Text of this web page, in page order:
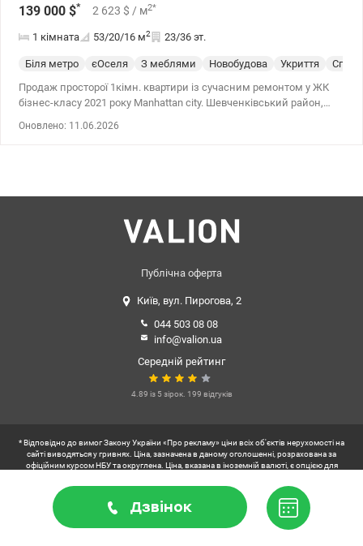
139 000 $* 2 623 $ / м2*
1 кімната 53/20/16 м2 23/36 эт.
Біля метро єОселя З меблями Новобудова Укриття
Продаж просторої 1кімн. квартири із сучасним ремонтом у ЖК
бізнес-класу 2021 року Manhattan city. Шевченківський район,
поверсі 36 поверхового будинку. Характеристики: - Планування:
кухня – 16 кв.м.; - Висота стель - 3 метри; - санвузол суміщений; -
city. – ЖК бізнес-класу, зі своєю інфраструктурою, парком,
спортивними та дитячими майданчиками на стилобатній
Ціна - 139000 у.о., 0509051192 Альона Valion,ua/1152102
Оновлено: 11.06.2026
Дзвінок
Публічна оферта
Київ, вул. Пирогова, 2
044 503 08 08
info@valion.ua
Середній рейтинг
4.89 із 5 зірок. 199 відгуків
2026. Всі права захищені.
* Відповідно до вимог Закону України «Про рекламу» ціни всіх об'єктів нерухомості на
сайті виводяться у гривнях. Ціна, зазначена в даному оголошенні, розрахована за
офіційним курсом НБУ та округлена. Ціна, вказана в іноземній валюті, є опцією для
** Користувач коворкінгів VALION